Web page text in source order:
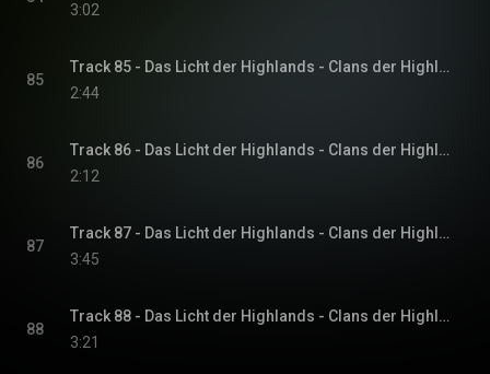
3:02
85
Track 85 - Das Licht der Highlands - Clans der Highlands-Reihe, Band 1
2:44
86
Track 86 - Das Licht der Highlands - Clans der Highlands-Reihe, Band 1
2:12
87
Track 87 - Das Licht der Highlands - Clans der Highlands-Reihe, Band 1
3:45
88
Track 88 - Das Licht der Highlands - Clans der Highlands-Reihe, Band 1
3:21